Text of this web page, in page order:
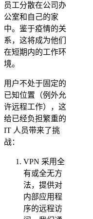
员工分散在公司办
公室和自己的家
中。鉴于疫情的关
系，这将成为他们
在短期内的工作环
境。
用户不处于固定的
已知位置（例外允
许远程工作），这
给已经负担繁重的
IT 人员带来了挑
战：
VPN 采用全
有或全无方
法，提供对
内部应用程
序的远程访